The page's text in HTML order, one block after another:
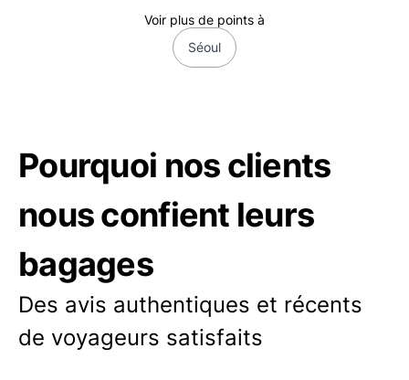
Voir plus de points à
Séoul
Pourquoi nos clients
nous confient leurs
bagages
Des avis authentiques et récents
de voyageurs satisfaits